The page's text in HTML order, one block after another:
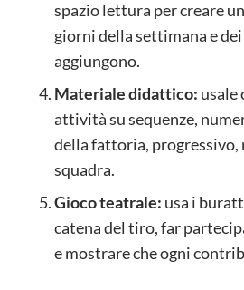
spazio lettura per creare
giorni della settimana e
aggiungono.
Materiale didattico: usale
attività su sequenze,
della fattoria, progressivo,
squadra.
Gioco teatrale: usa i
catena del tiro, far
e mostrare che ogni